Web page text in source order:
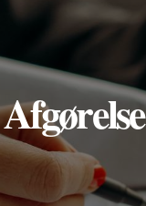
Afgørelse